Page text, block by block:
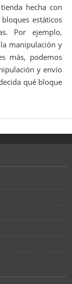
hecha con
estáticos
Por ejemplo,
manipulación y
más, podemos
y envío
qué bloque